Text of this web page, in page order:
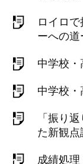
ロイロ
ーへの道
中学校
中学校
「振り
た新観点
成績処